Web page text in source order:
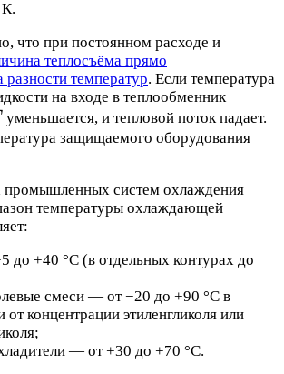
что при постоянном расходе и
теплосъёма прямо
температур. Если температура
на входе в теплообменник
уменьшается, и тепловой поток падает.
защищаемого оборудования
промышленных систем охлаждения
температуры охлаждающей
до +40 °C (в отдельных контурах до
смеси — от −20 до +90 °C в
от концентрации этиленгликоля или
— от +30 до +70 °C.